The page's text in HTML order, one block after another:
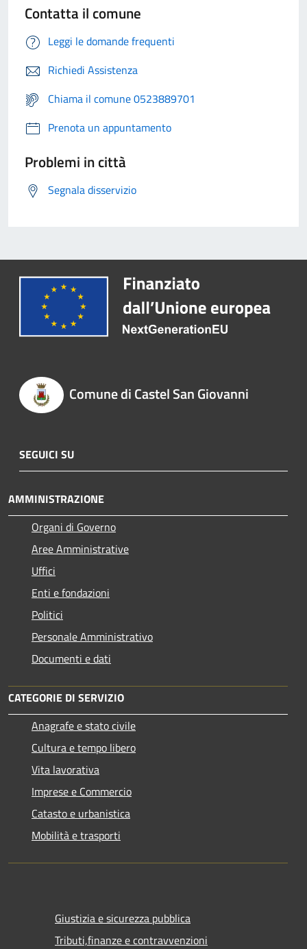
Contatta il comune
Leggi le domande frequenti
Richiedi Assistenza
Chiama il comune 0523889701
Prenota un appuntamento
Problemi in città
Segnala disservizio
Comune di Castel San Giovanni
SEGUICI SU
AMMINISTRAZIONE
Organi di Governo
Aree Amministrative
Uffici
Enti e fondazioni
Politici
Personale Amministrativo
Documenti e dati
CATEGORIE DI SERVIZIO
Anagrafe e stato civile
Cultura e tempo libero
Vita lavorativa
Imprese e Commercio
Catasto e urbanistica
Mobilità e trasporti
Giustizia e sicurezza pubblica
Tributi,finanze e contravvenzioni